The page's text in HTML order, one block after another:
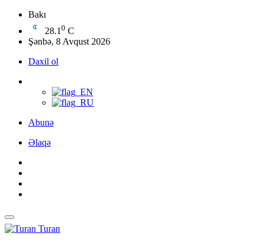
Bakı
28.1 0 C
Şənbə, 8 Avqust 2026
Daxil ol
Abunə
Əlaqə
Turan